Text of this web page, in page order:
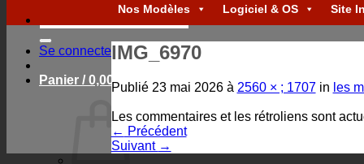
pour :
Se connecter
Panier /0,00€
Nos Modèles Logiciel & OS Site
IMG_6970
Publié 23 mai 2026à 2560 × ; 1707in les
Les commentaires et les rétroliens sont
← Précédent
Suivant →